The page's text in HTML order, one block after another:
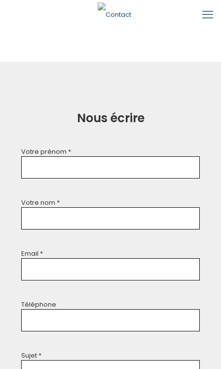
Nous écrire
Votre prénom *
Votre nom *
Email *
Téléphone
Sujet *